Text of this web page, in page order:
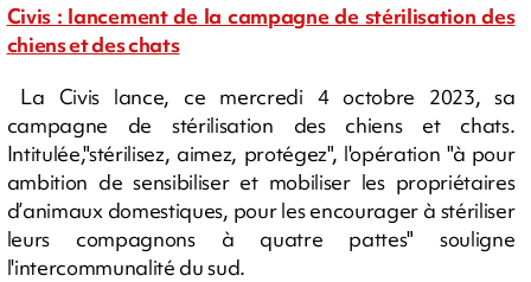
Civis : lancement de la campagne de stérilisation des
chiens et des chats
La Civis lance, ce mercredi 4 octobre 2023, sa
campagne de stérilisation des chiens et chats.
Intitulée,"stérilisez, aimez, protégez", l'opération "à pour
ambition de sensibiliser et mobiliser les propriétaires
d’animaux domestiques, pour les encourager à stériliser
leurs compagnons à quatre pattes" souligne
l'intercommunalité du sud.